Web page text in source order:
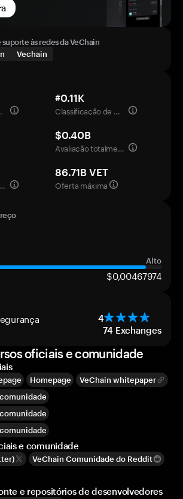
às redes da VeChain
Vechain
#0.11K
Classificação de mercado
$0.40B
Avaliação totalmente diluída
Oferta em circulação
86.71B VET
Oferta máxima
Alto
$0,00467974
4
74 Exchanges
oficiais e comunidade
Homepage
VeChain whitepaper
e comunidade
VeChain Comunidade do Reddit
e repositórios de desenvolvedores